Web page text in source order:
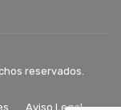
reservados.
Aviso Legal